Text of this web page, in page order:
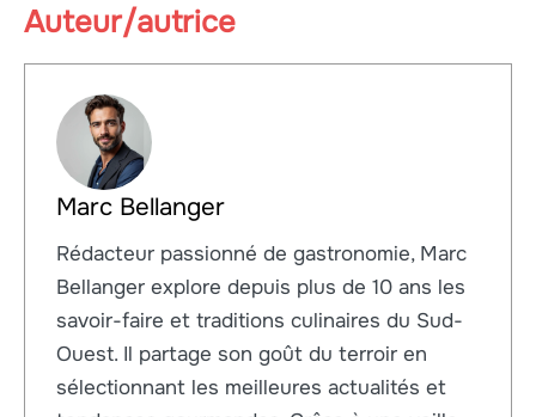
Auteur/autrice
Marc Bellanger
Rédacteur passionné de gastronomie, Marc
Bellanger explore depuis plus de 10 ans les
savoir-faire et traditions culinaires du Sud-
Ouest. Il partage son goût du terroir en
sélectionnant les meilleures actualités et